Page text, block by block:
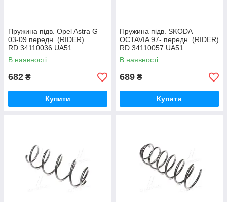
Пружина підв. Opel Astra G
03-09 передн. (RIDER)
RD.34110036 UA51
В наявності
682 ₴
Купити
Пружина підв. SKODA
OCTAVIA 97- передн. (RIDER)
RD.34110057 UA51
В наявності
689 ₴
Купити